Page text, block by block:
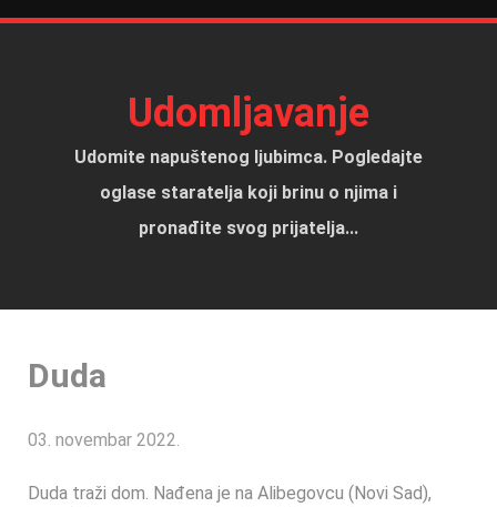
Udomljavanje
Udomite napuštenog ljubimca. Pogledajte
oglase staratelja koji brinu o njima i
pronađite svog prijatelja...
Duda
03. novembar 2022.
Duda traži dom. Nađena je na Alibegovcu (Novi Sad),